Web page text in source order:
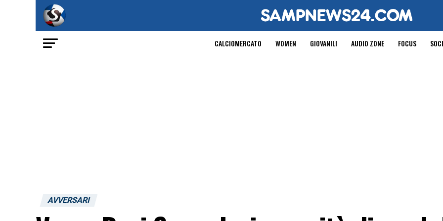
CALCIOMERCATO WOMEN GIOVANILI AUDIO ZONE FOCUS
AVVERSARI